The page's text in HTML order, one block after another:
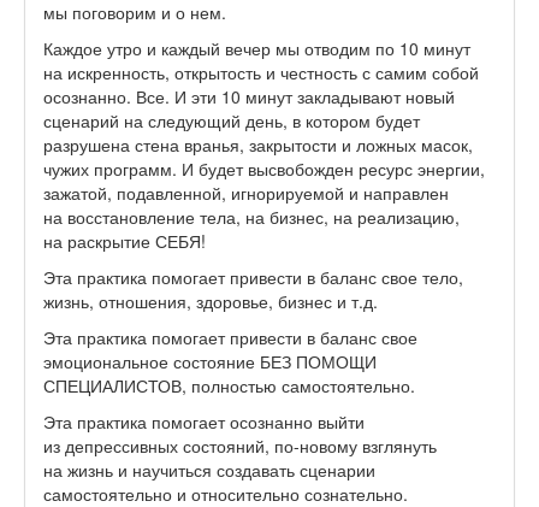
мы поговорим и о нем.
Каждое утро и каждый вечер мы отводим по 10 минут
на искренность, открытость и честность с самим собой
осознанно. Все. И эти 10 минут закладывают новый
сценарий на следующий день, в котором будет
разрушена стена вранья, закрытости и ложных масок,
чужих программ. И будет высвобожден ресурс энергии,
зажатой, подавленной, игнорируемой и направлен
на восстановление тела, на бизнес, на реализацию,
на раскрытие СЕБЯ!
Эта практика помогает привести в баланс свое тело,
жизнь, отношения, здоровье, бизнес и т.д.
Эта практика помогает привести в баланс свое
эмоциональное состояние БЕЗ ПОМОЩИ
СПЕЦИАЛИСТОВ, полностью самостоятельно.
Эта практика помогает осознанно выйти
из депрессивных состояний, по-новому взглянуть
на жизнь и научиться создавать сценарии
самостоятельно и относительно сознательно.